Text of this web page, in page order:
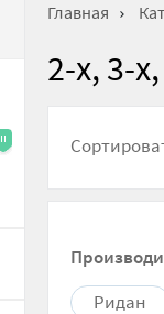
Главная
2-х, 3-
Ридан